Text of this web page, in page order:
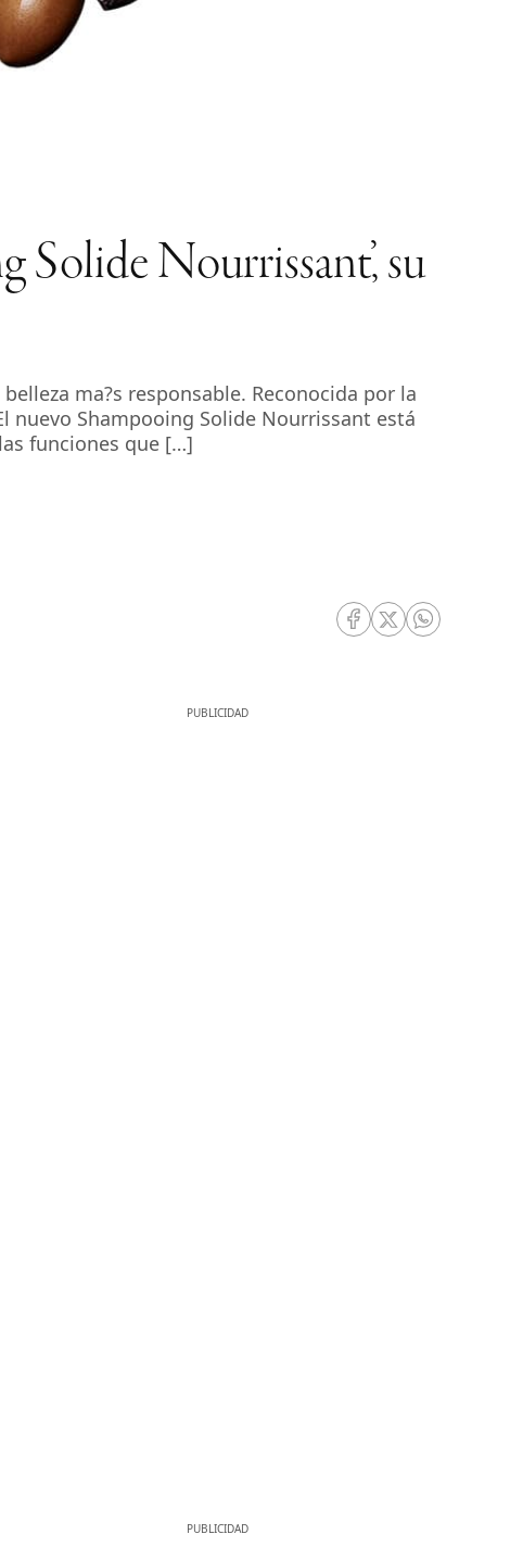
Solide Nourrissant’, su
ma?s responsable. Reconocida por la
nuevo Shampooing Solide Nourrissant está
funciones que […]
RRSS Facebook
RRSS Twitter
RRSS